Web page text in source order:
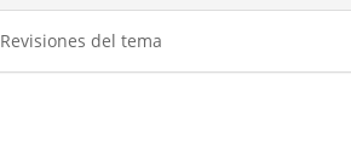
Revisiones del tema